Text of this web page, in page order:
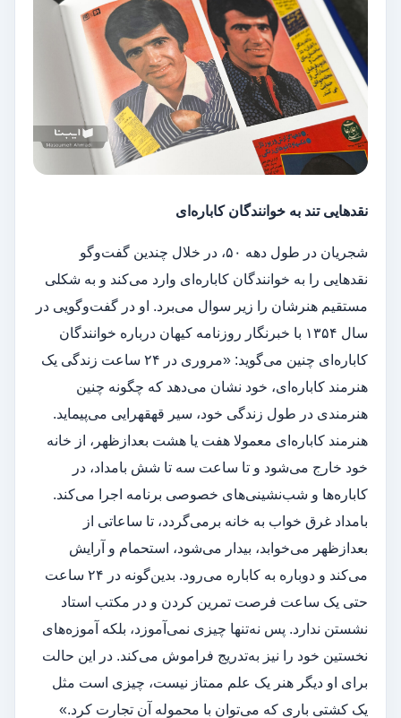
نقدهایی تند به خوانندگان کاباره‌ای
شجریان در طول دهه ۵۰، در خلال چندین گفت‌وگو
نقدهایی را به خوانندگان کاباره‌ای وارد می‌کند و به شکلی
مستقیم هنرشان را زیر سوال می‌برد. او در گفت‌وگویی در
سال ۱۳۵۴ با خبرنگار روزنامه کیهان درباره خوانندگان
کاباره‌ای چنین می‌گوید: «مروری در ۲۴ ساعت زندگی یک
هنرمند کاباره‌ای، خود نشان می‌دهد که چگونه چنین
هنرمندی در طول زندگی خود، سیر قهقهرایی می‌پیماید.
هنرمند کاباره‌ای معمولا هفت یا هشت بعدازظهر، از خانه
خود خارج می‌شود و تا ساعت سه تا شش بامداد، در
کاباره‌ها و شب‌نشینی‌های خصوصی برنامه اجرا می‌کند.
بامداد غرق خواب به خانه برمی‌گردد، تا ساعاتی از
بعدازظهر می‌خوابد، بیدار می‌شود، استحمام و آرایش
می‌کند و دوباره به کاباره می‌رود. بدین‌گونه در ۲۴ ساعت
حتی یک ساعت فرصت تمرین کردن و در مکتب استاد
نشستن ندارد. پس نه‌تنها چیزی نمی‌آموزد، بلکه آموزه‌های
نخستین خود را نیز به‌تدریج فراموش می‌کند. در این حالت
برای او دیگر هنر یک علم ممتاز نیست، چیزی است مثل
یک کشتی باری که می‌توان با محموله آن تجارت کرد.»